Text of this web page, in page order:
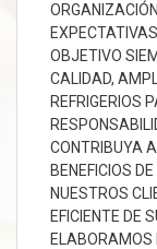
OBJETIVO
CALIDAD,
REFRIGERIOS
CONTRIBUYA
BENEFICIOS
NUESTROS
EFICIENTE DE
ELABORAMOS